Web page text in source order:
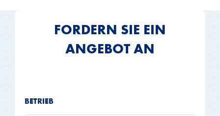
FORDERN SIE EIN
ANGEBOT AN
BETRIEB